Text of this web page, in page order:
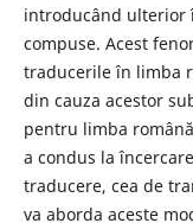
introducând
compuse. Acest
traducerile în limba
din cauza acestor
pentru limba
a condus la
traducere, cea de
va aborda aceste